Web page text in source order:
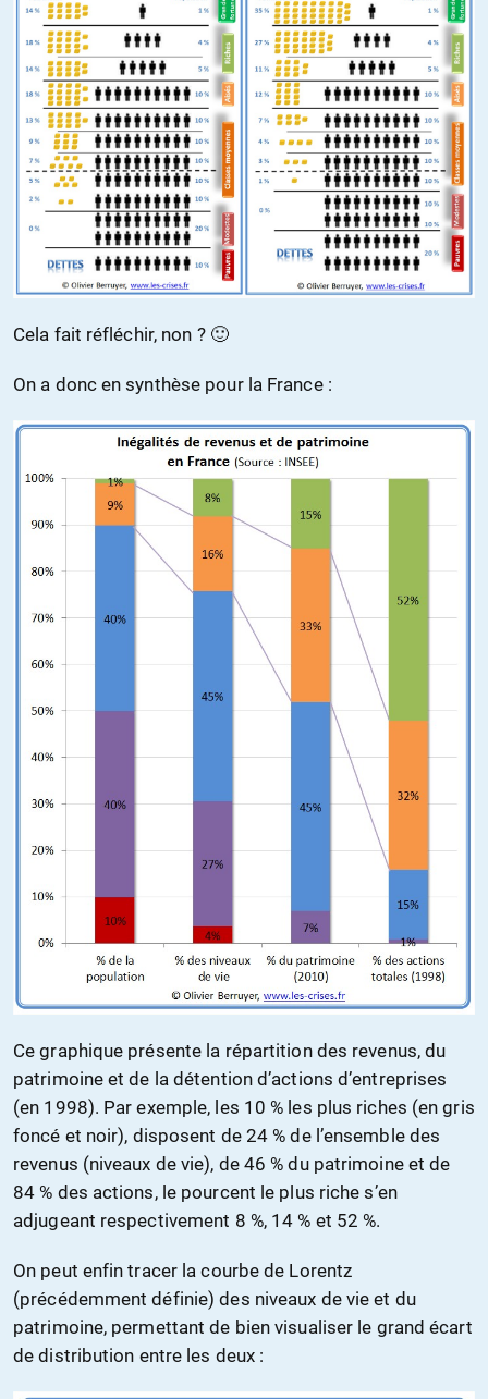
Cela fait réfléchir, non ? 🙂
On a donc en synthèse pour la France :
Ce graphique présente la répartition des revenus, du
patrimoine et de la détention d’actions d’entreprises
(en 1998). Par exemple, les 10 % les plus riches (en gris
foncé et noir), disposent de 24 % de l’ensemble des
revenus (niveaux de vie), de 46 % du patrimoine et de
84 % des actions, le pourcent le plus riche s’en
adjugeant respectivement 8 %, 14 % et 52 %.
On peut enfin tracer la courbe de Lorentz
(précédemment définie) des niveaux de vie et du
patrimoine, permettant de bien visualiser le grand écart
de distribution entre les deux :